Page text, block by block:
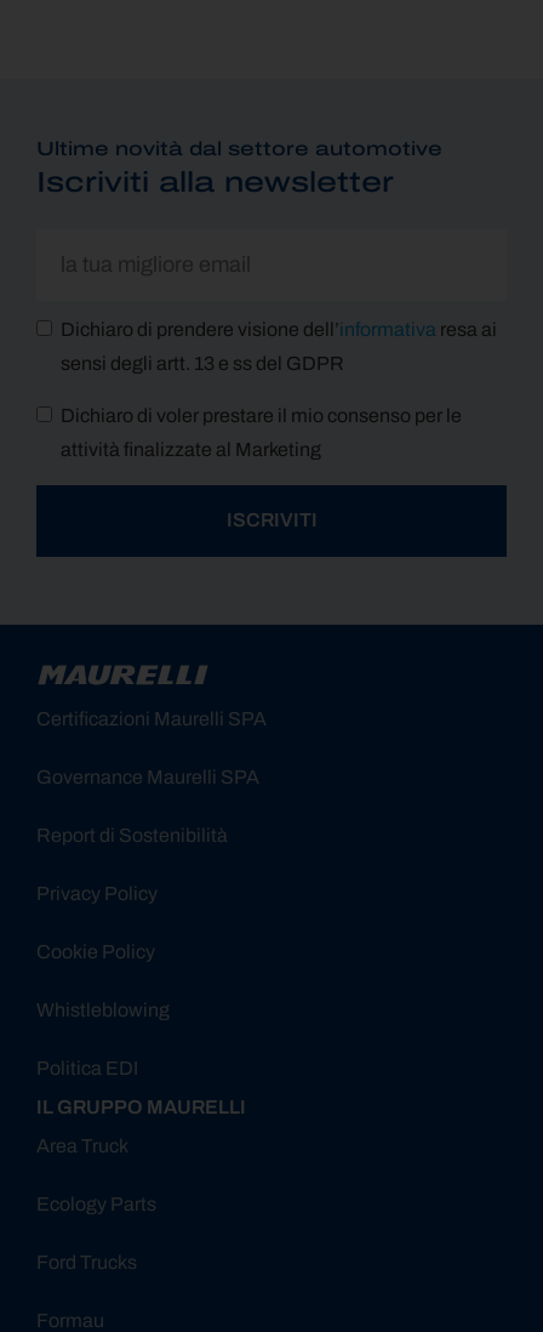
Ultime novità dal settore automotive
Iscriviti alla newsletter
Dichiaro di prendere visione dell’informativa resa ai
sensi degli artt. 13 e ss del GDPR
Dichiaro di voler prestare il mio consenso per le
attività finalizzate al Marketing
ISCRIVITI
Certificazioni Maurelli SPA
Governance Maurelli SPA
Report di Sostenibilità
Privacy Policy
Cookie Policy
Whistleblowing
Politica EDI
IL GRUPPO MAURELLI
Area Truck
Ecology Parts
Ford Trucks
Formau